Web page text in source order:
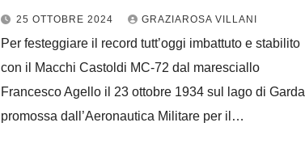
25 OTTOBRE 2024 GRAZIAROSA VILLANI
Per festeggiare il record tutt’oggi imbattuto e stabilito
con il Macchi Castoldi MC-72 dal maresciallo
Francesco Agello il 23 ottobre 1934 sul lago di Garda
promossa dall’Aeronautica Militare per il…